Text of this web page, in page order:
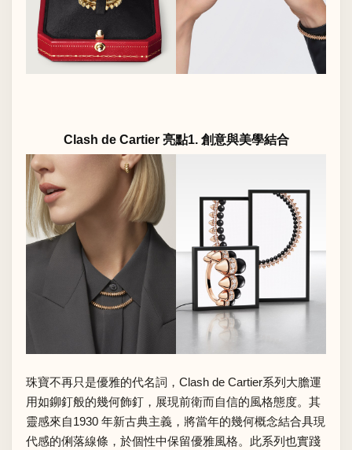
Clash de Cartier 亮點1. 創意與美學結合
珠寶不再只是優雅的代名詞，Clash de Cartier系列大膽運
用如鉚釘般的幾何飾釘，展現前衛而自信的風格態度。其
靈感來自1930 年新古典主義，將當年的幾何概念結合具現
代感的俐落線條，於個性中保留優雅風格。此系列也實踐